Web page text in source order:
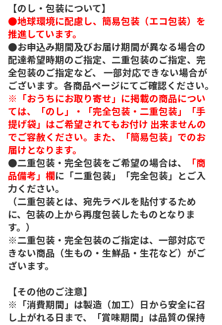
【のし・包装について】
●地球環境に配慮し、簡易包装（エコ包装）を
推進しています。
●お申込み期間及びお届け期間が異なる場合の
配達希望時期のご指定、二重包装のご指定、完
全包装のご指定など、 一部対応できない場合が
ございます。各商品ページにてご確認ください。
※「おうちにお取り寄せ」に掲載の商品につい
ては、「のし」・「完全包装・二重包装」「手
提げ袋」はご希望されてもお付け 出来ませんの
でご容赦ください。また、「簡易包装」でのお
届けとなります。
●二重包装・完全包装をご希望の場合は、
「商
品備考」欄に「二重包装」「完全包装」とご入
力ください。
（二重包装とは、宛先ラベルを貼付するため
に、包装の上から再度包装したものとなりま
す。）
※二重包装・完全包装のご指定は、一部対応で
きない商品（生もの・生鮮品・生花など）がご
ざいます。
【その他のご注意】
※「消費期間」は製造（加工）日から安全に召
し上がれる日まで、「賞味期間」は品質の保持